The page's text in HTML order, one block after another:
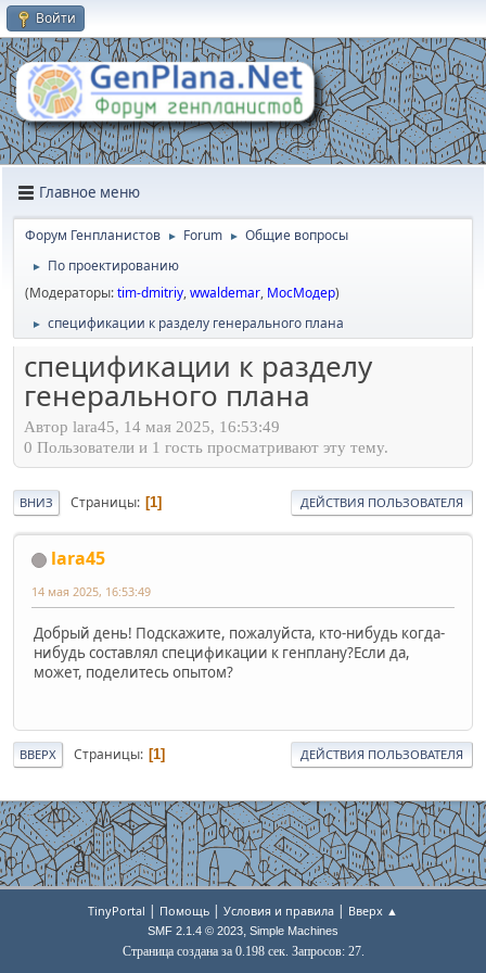
Войти
Главное меню
Форум Генпланистов ► Forum ► Общие вопросы
►
По проектированию
(Модераторы:tim-dmitriy,wwaldemar, МосМодер)
► спецификации к разделу генерального плана
спецификации к разделу
генерального плана
Автор lara45, 14 мая 2025, 16:53:49
0 Пользователи и 1 гость просматривают эту тему.
ВНИЗ Страницы 1 ДЕЙСТВИЯ ПОЛЬЗОВАТЕЛЯ
lara45
14 мая 2025, 16:53:49
Добрый день! Подскажите, пожалуйста, кто-нибудь когда-
нибудь составлял спецификации к генплану?Если да,
может, поделитесь опытом?
ВВЕРХ Страницы 1 ДЕЙСТВИЯ ПОЛЬЗОВАТЕЛЯ
TinyPortal | Помощь | Условия и правила | Вверх ▲
SMF 2.1.4 © 2023, Simple Machines
Страница создана за 0.198 сек. Запросов: 27.